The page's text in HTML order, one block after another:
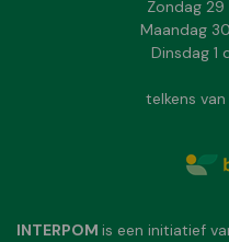
Zondag
Maandag
Dinsdag 1
telkens
INTERPOM is een initiatief